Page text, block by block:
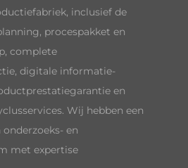
inclusief de
procespakket en
complete
digitale informatie-
en
Wij hebben een
en
met expertise